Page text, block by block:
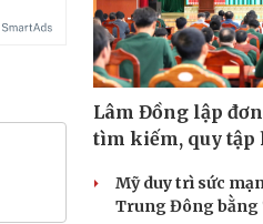
Lâm Đồng lập
tìm kiếm, quy tập
Mỹ duy trì sức
Trung Đông bằng